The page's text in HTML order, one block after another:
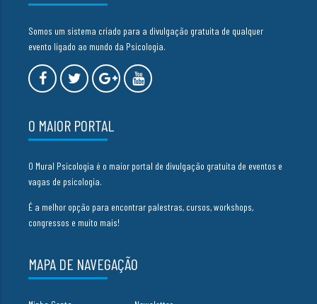
Somos um sistema criado para a divulgação gratuita de qualquer
evento ligado ao mundo da Psicologia.
O MAIOR PORTAL
O Mural Psicologia é o maior portal de divulgação gratuita de eventos e
vagas de psicologia.
É a melhor opção para encontrar palestras, cursos, workshops,
congressos e muito mais!
MAPA DE NAVEGAÇÃO